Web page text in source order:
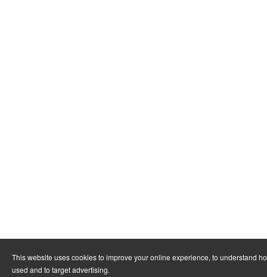
This website uses cookies to improve your online experience, to understand
used and to target advertising.